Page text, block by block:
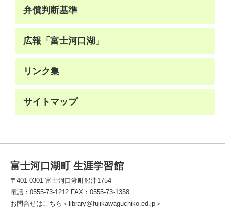
弁償判断基準
広報「富士河口湖」
リンク集
サイトマップ
富士河口湖町 生涯学習館
〒401-0301 富士河口湖町船津1754
電話：0555-73-1212 FAX：0555-73-1358
お問合せはこちら＜library@fujikawaguchiko.ed.jp＞